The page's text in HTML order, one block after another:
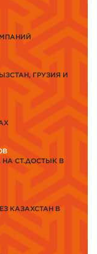
ГРУЗИЯ И
НА СТ.ДОСТЫК В
КАЗАХСТАН В